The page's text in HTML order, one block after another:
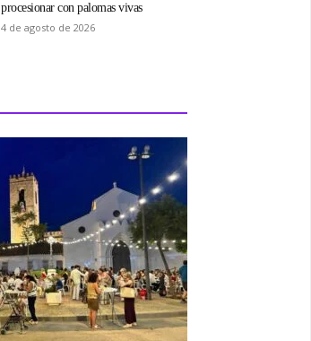
procesionar con palomas vivas
4 de agosto de 2026